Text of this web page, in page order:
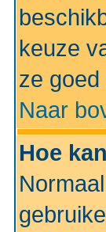
keuze
ze goed
Naar
Hoe